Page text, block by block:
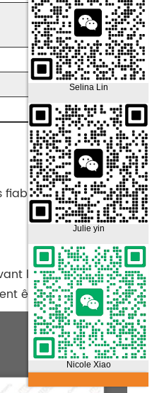
Le bouton
la livraison.
être fournis.
Selina Lin
Julie yin
Nicole Xiao